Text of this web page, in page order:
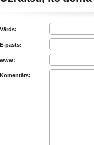
Vārds:
E-pasts:
www:
Komentārs: